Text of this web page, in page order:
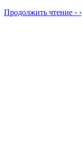
Продолжить чтение › ›